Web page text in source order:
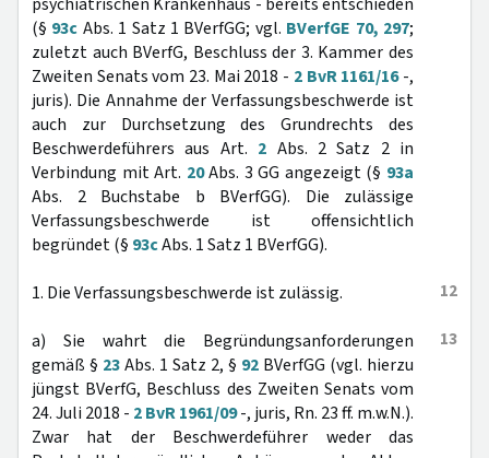
(§ 93c Abs. 1 Satz 1 BVerfGG; vgl. BVerfGE 70, 297;
zuletzt auch BVerfG, Beschluss der 3. Kammer des
Zweiten Senats vom 23. Mai 2018 - 2 BvR 1161/16-,
juris). Die Annahme der Verfassungsbeschwerde ist
auch zur Durchsetzung des Grundrechts des
Beschwerdeführers aus Art. 2 Abs. 2 Satz 2 in
Verbindung mit Art. 20Abs. 3 GG angezeigt (§ 93a
Abs. 2 Buchstabe b BVerfGG). Die zulässige
Verfassungsbeschwerde ist offensichtlich
begründet (§ 93cAbs. 1 Satz 1 BVerfGG).
12
1. Die Verfassungsbeschwerde ist zulässig.
13
a) Sie wahrt die Begründungsanforderungen
gemäß § 23Abs. 1 Satz 2, § 92 BVerfGG (vgl. hierzu
jüngst BVerfG, Beschluss des Zweiten Senats vom
24. Juli 2018 - 2 BvR 1961/09-, juris, Rn. 23 ff. m.w.N.).
Zwar hat der Beschwerdeführer weder das